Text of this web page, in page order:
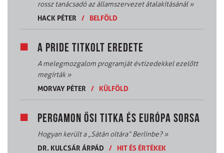
rossz tanácsadó az államszervezet átalakításánál»
HACK PÉTER
/ BELFÖLD
A PRIDE TITKOLT EREDETE
A melegmozgalom programját évtizedekkel ezelőtt
megírták»
MORVAY PÉTER
/ KÜLFÖLD
PERGAMON ŐSI TITKA ÉS EURÓPA SORSA
Hogyan került a „Sátán oltára” Berlinbe?»
DR. KULCSÁR ÁRPÁD
/ HIT ÉS ÉRTÉKEK